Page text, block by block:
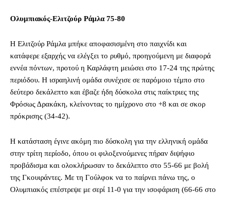
Ολυμπιακός-Ελιτζούρ Ράμλα 75-80
Η Ελιτζούρ Ράμλα μπήκε αποφασισμένη στο παιχνίδι και
κατάφερε εξαρχής να ελέγξει το ρυθμό, προηγούμενη με διαφορά
εννέα πόντων, προτού η Καρλάφτη μειώσει στο 17-24 της πρώτης
περιόδου. Η ισραηλινή ομάδα συνέχισε σε παρόμοιο τέμπο στο
δεύτερο δεκάλεπτο και έβαζε ήδη δύσκολα στις παίκτριες της
Φρόσως Δρακάκη, κλείνοντας το ημίχρονο στο +8 και σε σκορ
πρόκρισης (34-42).
Η κατάσταση έγινε ακόμη πιο δύσκολη για την ελληνική ομάδα
στην τρίτη περίοδο, όπου οι φιλοξενούμενες πήραν διψήφιο
προβάδισμα και ολοκλήρωσαν το δεκάλεπτο στο 55-66 με βολή
της Γκουιράντες. Με τη Γούλφοκ να το παίρνει πάνω της, ο
Ολυμπιακός επέστρεψε με σερί 11-0 για την ισοφάριση (66-66 στο